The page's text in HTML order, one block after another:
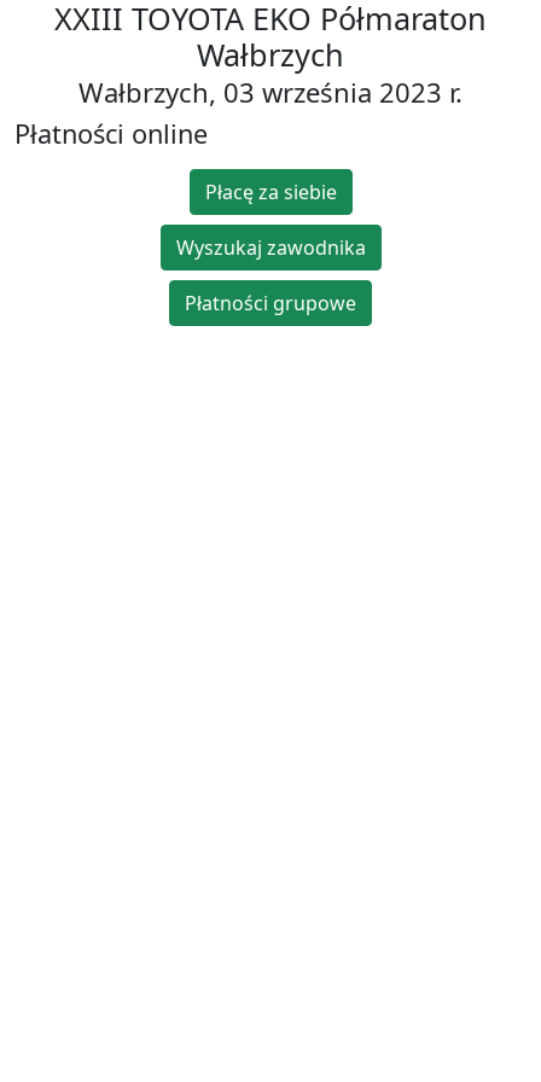
XXIII TOYOTA EKO Półmaraton
Wałbrzych
Wałbrzych, 03 września 2023 r.
Płatności online